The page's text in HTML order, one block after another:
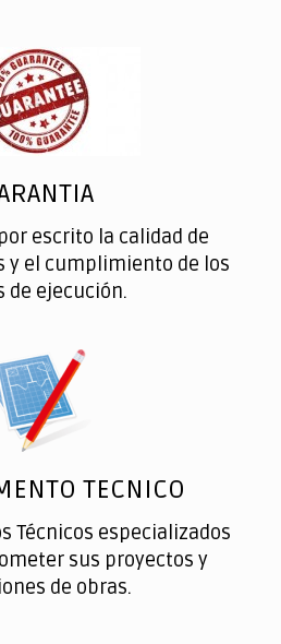
escrito la calidad de
y el cumplimiento de los
de ejecución.
TECNICO
Técnicos especializados
sus proyectos y
de obras.